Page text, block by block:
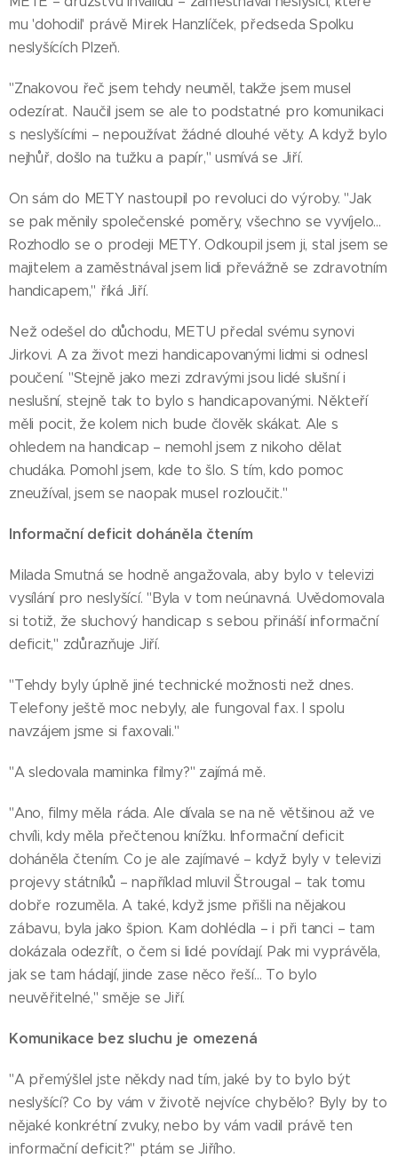
mu 'dohodil' právě Mirek Hanzlíček, předseda Spolku
neslyšících Plzeň.
"Znakovou řeč jsem tehdy neuměl, takže jsem musel
odezírat. Naučil jsem se ale to podstatné pro komunikaci
s neslyšícími – nepoužívat žádné dlouhé věty. A když bylo
nejhůř, došlo na tužku a papír," usmívá se Jiří.
On sám do METY nastoupil po revoluci do výroby. "Jak
se pak měnily společenské poměry, všechno se vyvíjelo…
Rozhodlo se o prodeji METY. Odkoupil jsem ji, stal jsem se
majitelem a zaměstnával jsem lidi převážně se zdravotním
handicapem," říká Jiří.
Než odešel do důchodu, METU předal svému synovi
Jirkovi. A za život mezi handicapovanými lidmi si odnesl
poučení. "Stejně jako mezi zdravými jsou lidé slušní i
neslušní, stejně tak to bylo s handicapovanými. Někteří
měli pocit, že kolem nich bude člověk skákat. Ale s
ohledem na handicap – nemohl jsem z nikoho dělat
chudáka. Pomohl jsem, kde to šlo. S tím, kdo pomoc
zneužíval, jsem se naopak musel rozloučit."
Informační deficit doháněla čtením
Milada Smutná se hodně angažovala, aby bylo v televizi
vysílání pro neslyšící. "Byla v tom neúnavná. Uvědomovala
si totiž, že sluchový handicap s sebou přináší informační
deficit," zdůrazňuje Jiří.
"Tehdy byly úplně jiné technické možnosti než dnes.
Telefony ještě moc nebyly, ale fungoval fax. I spolu
navzájem jsme si faxovali."
"A sledovala maminka filmy?" zajímá mě.
"Ano, filmy měla ráda. Ale dívala se na ně většinou až ve
chvíli, kdy měla přečtenou knížku. Informační deficit
doháněla čtením. Co je ale zajímavé – když byly v televizi
projevy státníků – například mluvil Štrougal – tak tomu
dobře rozuměla. A také, když jsme přišli na nějakou
zábavu, byla jako špion. Kam dohlédla – i při tanci – tam
dokázala odezřít, o čem si lidé povídají. Pak mi vyprávěla,
jak se tam hádají, jinde zase něco řeší… To bylo
neuvěřitelné," směje se Jiří.
Komunikace bez sluchu je omezená
"A přemýšlel jste někdy nad tím, jaké by to bylo být
neslyšící? Co by vám v životě nejvíce chybělo? Byly by to
nějaké konkrétní zvuky, nebo by vám vadil právě ten
informační deficit?" ptám se Jiřího.